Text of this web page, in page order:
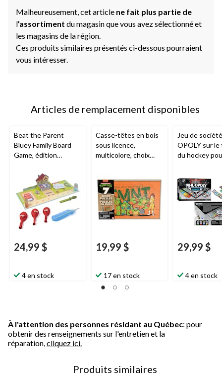
Malheureusement, cet article ne fait plus partie de
l’assortiment du magasin que vous avez sélectionné et
les magasins de la région.
Ces produits similaires présentés ci-dessous pourraient
vous intéresser.
Articles de remplacement disponibles
Beat the Parent
Bluey Family Board
Game, édition
24,99 $
4 en stock
Casse-têtes en bois
sous licence,
multicolore, choix
anniversaire/cadeau-
surprise, paq. 7
19,99 $
17 en stock
Jeu de
OPOLY sur le
du hockey
29,99 $
4 en stock
À l'attention des personnes résidant au Québec: pour
obtenir des renseignements sur l'entretien et la
réparation, cliquez ici.
Produits similaires